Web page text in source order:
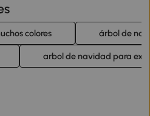
colores árbol de
arbol de navidad para